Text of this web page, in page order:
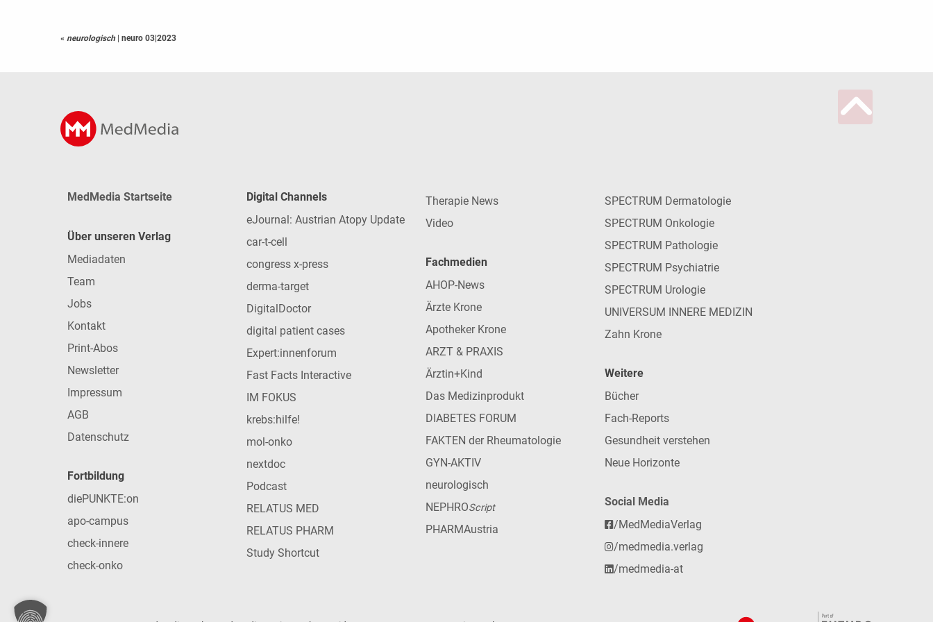
« neurologisch | neuro 03|2023
MedMedia Startseite
Über unseren Verlag
Mediadaten
Team
Jobs
Kontakt
Print-Abos
Newsletter
Impressum
AGB
Datenschutz
Fortbildung
diePUNKTE:on
apo-campus
check-innere
check-onko
Digital Channels
eJournal: Austrian Atopy Update
car-t-cell
congress x-press
derma-target
DigitalDoctor
digital patient cases
Expert:innenforum
Fast Facts Interactive
IM FOKUS
krebs:hilfe!
mol-onko
nextdoc
Podcast
RELATUS MED
RELATUS PHARM
Study Shortcut
Therapie News
Video
Fachmedien
AHOP-News
Ärzte Krone
Apotheker Krone
ARZT & PRAXIS
Ärztin+Kind
Das Medizinprodukt
DIABETES FORUM
FAKTEN der Rheumatologie
GYN-AKTIV
neurologisch
NEPHROScript
PHARMAustria
SPECTRUM Dermatologie
SPECTRUM Onkologie
SPECTRUM Pathologie
SPECTRUM Psychiatrie
SPECTRUM Urologie
UNIVERSUM INNERE MEDIZIN
Zahn Krone
Weitere
Bücher
Fach-Reports
Gesundheit verstehen
Neue Horizonte
Social Media
/MedMediaVerlag
/medmedia.verlag
/medmedia-at